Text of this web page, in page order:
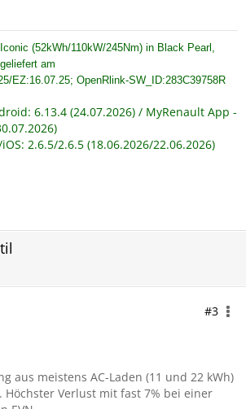
Ladekurve angefragt wurde:
siehe anbei
Alpen
(52kWh/110kW/245Nm) in Black Pearl,
am
EZ:16.07.25; OpenRlink-SW_ID:283C39758R
6.13.4 (24.07.2026) / MyRenault App -
2.6.5/2.6.5 (18.06.2026/22.06.2026)
#3
aus meistens AC-Laden (11 und 22 kWh)
Höchster Verlust mit fast 7% bei einer